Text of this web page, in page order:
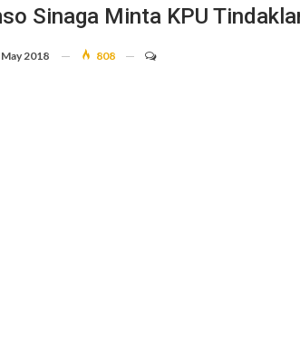
Sinaga Minta KPU
May 2018 808